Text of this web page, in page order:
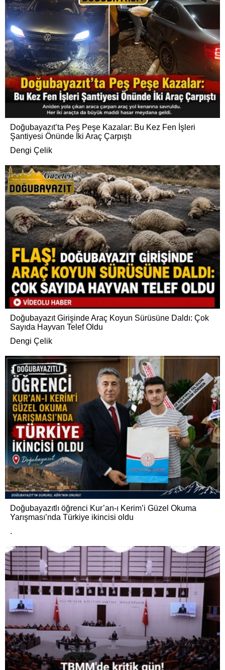
Doğubayazıt’ta Peş Peşe Kazalar: Bu Kez Fen İşleri
Şantiyesi Önünde İki Araç Çarpıştı
Dengi Çelik
Doğubayazıt Girişinde Araç Koyun Sürüsüne Daldı: Çok
Sayıda Hayvan Telef Oldu
Dengi Çelik
Doğubayazıtlı öğrenci Kur’an-ı Kerim’i Güzel Okuma
Yarışması’nda Türkiye ikincisi oldu
.